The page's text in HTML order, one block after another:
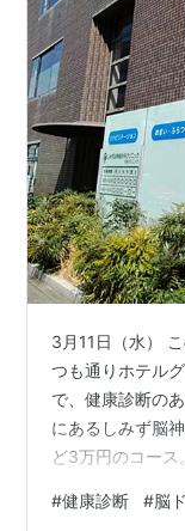
3月11日（水）
つも通りホテル
で、健康診断の
にあるしみず脳
ど3万円のコース
あるみたいで、
#健康診断 #脳